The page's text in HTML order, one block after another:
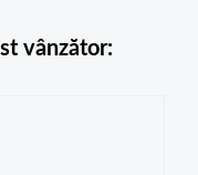
vânzător: